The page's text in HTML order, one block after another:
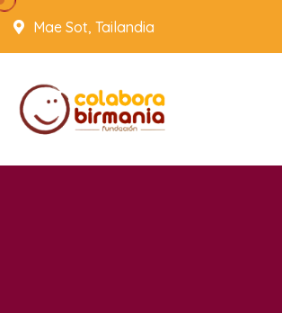
Mae Sot, Tailandia